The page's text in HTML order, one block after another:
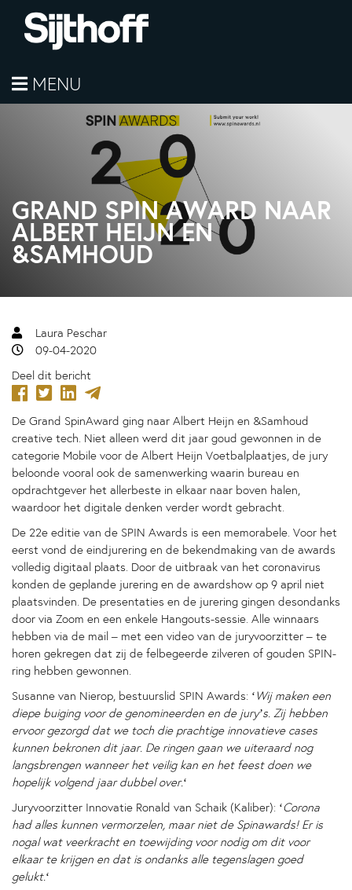
MENU
GRAND SPIN AWARD NAAR
ALBERT HEIJN EN
&SAMHOUD
Laura Peschar
09-04-2020
Deel dit bericht
De Grand SpinAward ging naar Albert Heijn en &Samhoud
creative tech. Niet alleen werd dit jaar goud gewonnen in de
categorie Mobile voor de Albert Heijn Voetbalplaatjes, de jury
beloonde vooral ook de samenwerking waarin bureau en
opdrachtgever het allerbeste in elkaar naar boven halen,
waardoor het digitale denken verder wordt gebracht.
De 22e editie van de SPIN Awards is een memorabele. Voor het
eerst vond de eindjurering en de bekendmaking van de awards
volledig digitaal plaats. Door de uitbraak van het coronavirus
konden de geplande jurering en de awardshow op 9 april niet
plaatsvinden. De presentaties en de jurering gingen desondanks
door via Zoom en een enkele Hangouts-sessie. Alle winnaars
hebben via de mail – met een video van de juryvoorzitter – te
horen gekregen dat zij de felbegeerde zilveren of gouden SPIN-
ring hebben gewonnen.
Susanne van Nierop, bestuurslid SPIN Awards: ‘Wij maken een
diepe buiging voor de genomineerden en de jury’s. Zij hebben
ervoor gezorgd dat we toch die prachtige innovatieve cases
kunnen bekronen dit jaar. De ringen gaan we uiteraard nog
langsbrengen wanneer het veilig kan en het feest doen we
hopelijk volgend jaar dubbel over.‘
Juryvoorzitter Innovatie Ronald van Schaik (Kaliber): ‘Corona
had alles kunnen vermorzelen, maar niet de Spinawards! Er is
nogal wat veerkracht en toewijding voor nodig om dit voor
elkaar te krijgen en dat is ondanks alle tegenslagen goed
gelukt.‘